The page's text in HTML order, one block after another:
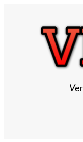
V